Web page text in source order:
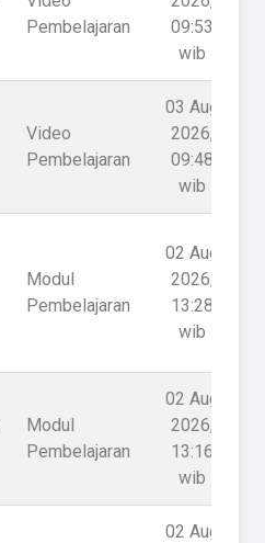
Pembelajaran
09:53
wib
Video
Pembelajaran
03 Aug
2026,
09:48
wib
Modul
Pembelajaran
02 Aug
2026,
13:28
wib
Modul
Pembelajaran
02 Aug
2026,
13:16
wib
02 Aug